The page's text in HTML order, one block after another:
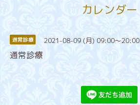
カレンダー
通常診療 2021-08-09 (月) 09:00～20:00
通常診療